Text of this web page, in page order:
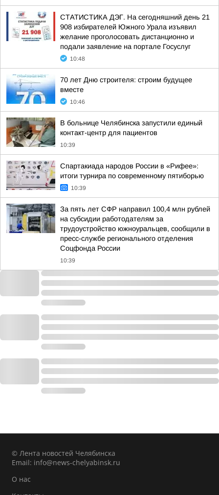
СТАТИСТИКА ДЭГ. На сегодняшний день 21
908 избирателей Южного Урала изъявил
желание проголосовать дистанционно и
подали заявление на портале Госуслуг
10:48
70 лет Дню строителя: строим будущее
вместе
10:46
В больнице Челябинска запустили единый
контакт-центр для пациентов
10:39
Спартакиада народов России в «Рифее»:
итоги турнира по современному пятиборью
10:39
За пять лет СФР направил 100,4 млн рублей
на субсидии работодателям за
трудоустройство южноуральцев, сообщили в
пресс-службе регионального отделения
Соцфонда России
10:39
© Лента новостей Челябинска
Email: info@news-chelyabinsk.ru
О нас